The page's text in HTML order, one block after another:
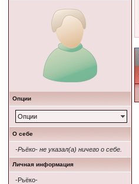
Опции
Опции
О себе
-Рьёко- не указал(а) ничего о себе.
Личная информация
-Рьёко-